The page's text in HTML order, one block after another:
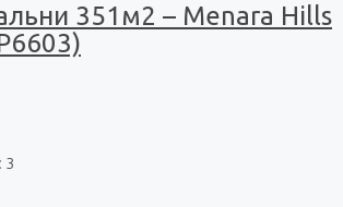
351м2 – Menara Hills
3